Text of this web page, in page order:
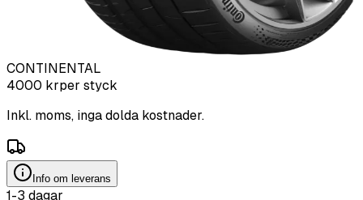
CONTINENTAL
4000 krper styck
Inkl. moms, inga dolda kostnader.
Info om leverans
1-3 dagar